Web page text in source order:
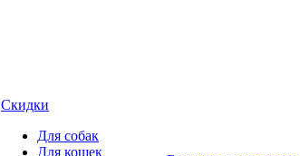
Скидки
Для собак
Для кошек